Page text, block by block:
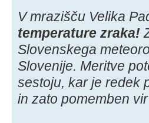
V mrazišču Velika
temperature zraka!
Slovenskega
Slovenije. Meritve
sestoju, kar je redek
in zato pomemben